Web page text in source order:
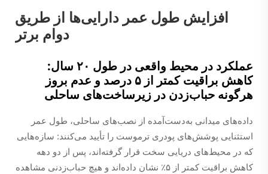
افزایش طول عمر دارایی‌ها از طریق
دوام برتر
عملکرد در محیط واقعی در طول ۲۰ سال:
کاهش براقیت کمتر از ۵ درصد و عدم بروز
هرگونه حباب‌زدن در زیرساخت‌های ساحلی
داده‌های میدانی به‌دست‌آمده از نصب‌های ساحلی، طول عمر
استثنایی پوشش‌های پودری ترموست را تأیید می‌کنند: سازه‌هایی
که در محیط‌های دریایی سخت قرار گرفته‌اند، پس از دو دهه
کاهش براقیت کمتر از ۵٪ نشان داده‌اند و هیچ حباب‌زدنی مشاهده